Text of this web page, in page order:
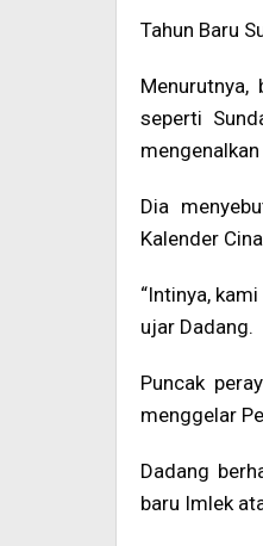
Tahun Baru
seperti
Dia
Kalender
“Intinya,
ujar Dadang.
Puncak
menggelar
Dadang
baru Imlek